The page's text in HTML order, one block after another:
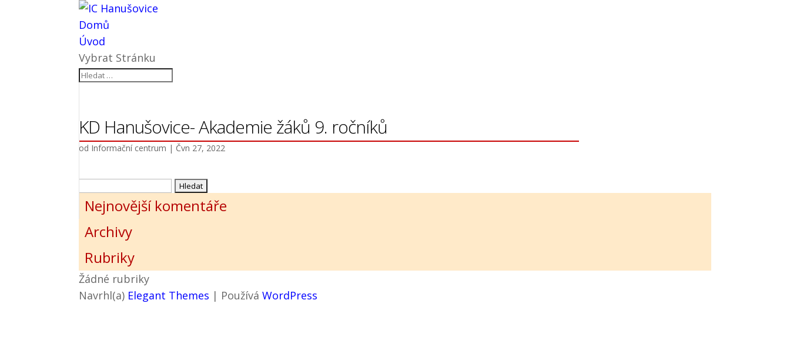
Domů
Úvod
Vybrat Stránku
KD Hanušovice- Akademie žáků 9. ročníků
od Informační centrum | Čvn 27, 2022
Vyhledávání
Nejnovější komentáře
Archivy
Rubriky
Žádné rubriky
Navrhl(a) Elegant Themes | PoužíváWordPress